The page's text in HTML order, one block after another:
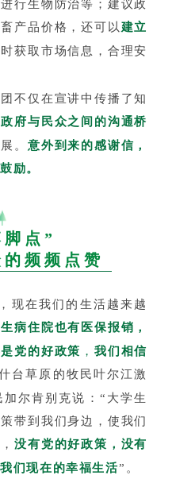
行生物防治等；建议政
畜产品价格，还可以建立
获取市场信息，合理安
不仅在宣讲中传播了知
府与民众之间的沟通桥
。意外到来的感谢信，
励。
点”
频频点赞
现在我们的生活越来越
病住院也有医保报销，
党的好政策 ，我们相信
台草原的牧民叶尔江激
尔肯别克说：“大学生
带到我们身边，使我们
没有党的好政策，没有
们现在的幸福生活”。